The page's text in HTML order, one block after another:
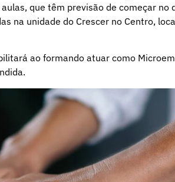
que têm previsão de começar no
na unidade do Crescer no Centro,
ao formando atuar como